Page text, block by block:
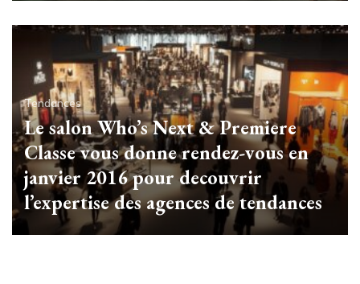
Tendances
Le salon Who’s Next & Premiere
Classe vous donne rendez-vous en
janvier 2016 pour decouvrir
l’expertise des agences de tendances